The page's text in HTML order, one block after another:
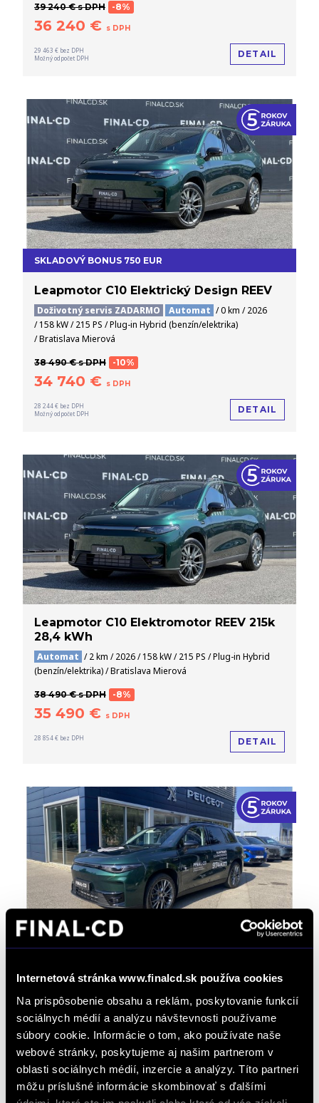
Internetová stránka www.finalcd.sk používa cookies
Na prispôsobenie obsahu a reklám, poskytovanie funkcií
sociálnych médií a analýzu návštevnosti používame
súbory cookie. Informácie o tom, ako používate naše
webové stránky, poskytujeme aj našim partnerom v
oblasti sociálnych médií, inzercie a analýzy. Títo partneri
môžu príslušné informácie skombinovať s ďalšími
39 240 € s DPH -8%
36 240 € s DPH
29 463 € bez DPH
Možný odpočet DPH
DETAIL
SKLADOVÝ BONUS 750 EUR
Leapmotor C10 Elektrický Design REEV
Doživotný servis ZADARMO Automat / 0 km / 2026
/ 158 kW / 215 PS / Plug-in Hybrid (benzín/elektrika)
/ Bratislava Mierová
38 490 € s DPH -10%
34 740 € s DPH
28 244 € bez DPH
Možný odpočet DPH
DETAIL
Leapmotor C10 Elektromotor REEV 215k
28,4 kWh
Automat / 2 km / 2026 / 158 kW / 215 PS / Plug-in Hybrid
(benzín/elektrika) / Bratislava Mierová
38 490 € s DPH -8%
35 490 € s DPH
28 854 € bez DPH DETAIL
(benzín/elektrika) / Partizánske
38 490 € s DPH
35 490 € s DPH
28 854 € bez DPH
Možný odpočet DPH
DETAIL